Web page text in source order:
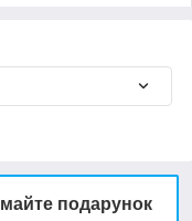
подарунок